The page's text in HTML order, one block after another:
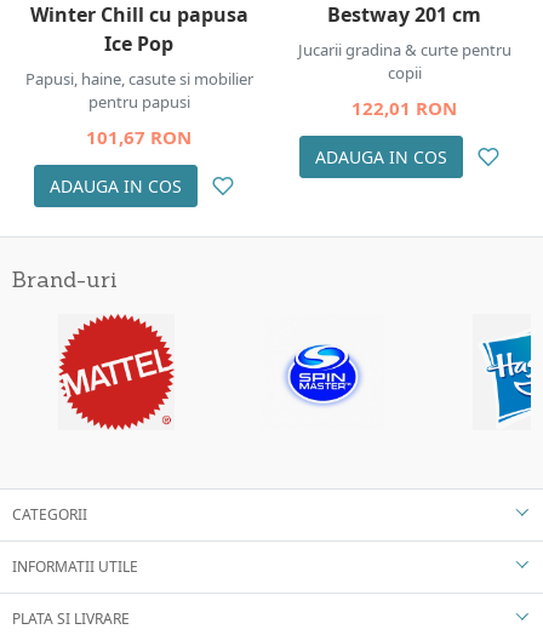
Winter Chill cu papusa
Ice Pop
Papusi, haine, casute si mobilier
pentru papusi
101,67 RON
ADAUGA IN COS
Bestway 201 cm
Jucarii gradina & curte pentru
copii
122,01 RON
ADAUGA IN COS
Brand-uri
CATEGORII
INFORMATII UTILE
PLATA SI LIVRARE